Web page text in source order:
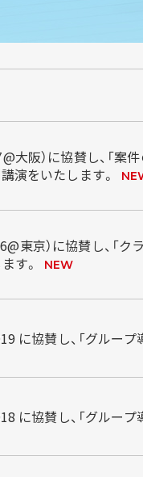
大阪）に協賛し、「
演をいたします。
東京）に協賛し、「
す。
NEW
に協賛し、「グルー
に協賛し、「グルー